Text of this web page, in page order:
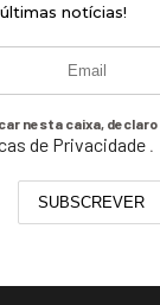
notícias!
nesta caixa,
de Privacidade
SUBSCREVER